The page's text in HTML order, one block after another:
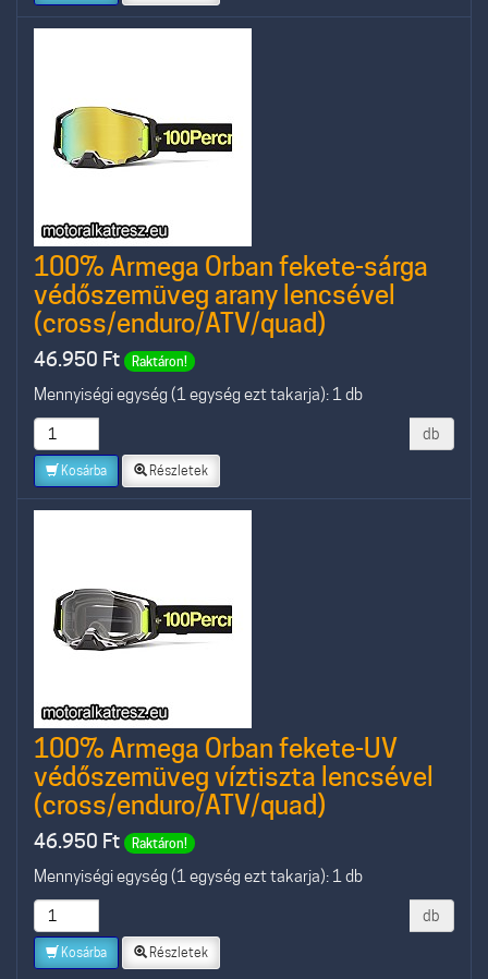
100% Armega Orban fekete-sárga
védőszemüveg arany lencsével
(cross/enduro/ATV/quad)
46.950 Ft Raktáron!
Mennyiségi egység (1 egység ezt takarja): 1 db
db
Kosárba Részletek
100% Armega Orban fekete-UV
védőszemüveg víztiszta lencsével
(cross/enduro/ATV/quad)
46.950 Ft Raktáron!
Mennyiségi egység (1 egység ezt takarja): 1 db
db
Kosárba Részletek